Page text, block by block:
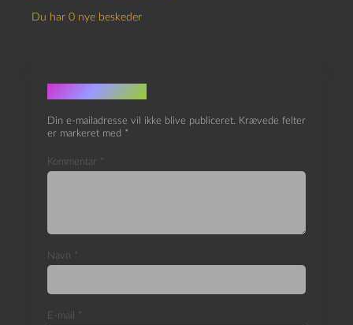
Du har 0 nye beskeder
Skriv et svar
Din e-mailadresse vil ikke blive publiceret. Krævede felter
er markeret med *
Kommentar *
Navn *
E-mail *